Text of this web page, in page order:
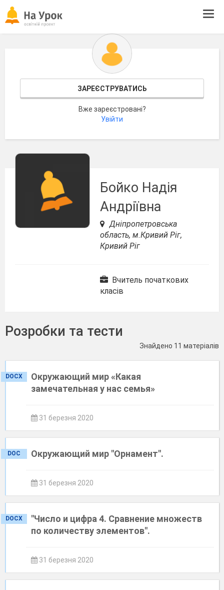
ЗАРЕЄСТРУВАТИСЬ
Вже зареєстровані?
Увійти
Бойко Надія
Андріївна
Дніпропетровська
область, м.Кривий Ріг,
Кривий Ріг
Вчитель початкових
класів
Розробки та тести
Знайдено 11 матеріалів
DOCX
Окружающий мир «Какая
замечательная у нас семья»
31 березня 2020
DOC Окружающий мир "Орнамент".
31 березня 2020
DOCX
"Число и цифра 4. Сравнение множеств
по количеству элементов".
31 березня 2020